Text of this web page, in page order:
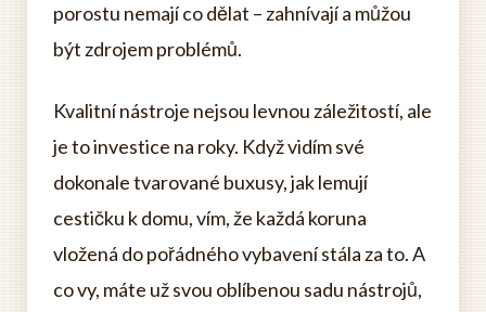
porostu nemají co dělat – zahnívají a můžou
být zdrojem problémů.
Kvalitní nástroje nejsou levnou záležitostí, ale
je to investice na roky. Když vidím své
dokonale tvarované buxusy, jak lemují
cestičku k domu, vím, že každá koruna
vložená do pořádného vybavení stála za to. A
co vy, máte už svou oblíbenou sadu nástrojů,